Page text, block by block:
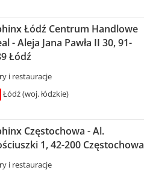
Łódź Centrum Handlowe
- Aleja Jana Pawła II 30, 91-
Łódź
i restauracje
Łódź (woj. łódzkie)
Częstochowa - Al.
1, 42-200 Częstochowa
i restauracje